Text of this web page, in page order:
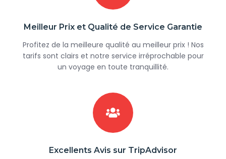
Meilleur Prix et Qualité de Service Garantie
Profitez de la meilleure qualité au meilleur prix ! Nos
tarifs sont clairs et notre service irréprochable pour
un voyage en toute tranquillité.
Excellents Avis sur TripAdvisor